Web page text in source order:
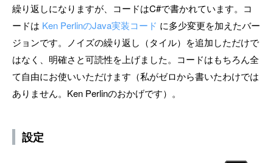
繰り返しになりますが、コードはC#で書かれています。コ
ードは Ken PerlinのJava実装コード に多少変更を加えたバー
ジョンです。ノイズの繰り返し（タイル）を追加しただけで
はなく、明確さと可読性を上げました。コードはもちろん全
て自由にお使いいただけます（私がゼロから書いたわけでは
ありません。Ken Perlinのおかげです）。
設定